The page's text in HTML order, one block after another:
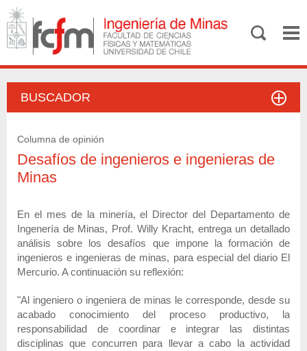
BUSCADOR
Columna de opinión
Desafíos de ingenieros e ingenieras de
Minas
En el mes de la minería, el Director del Departamento de
Ingenería de Minas, Prof. Willy Kracht, entrega un detallado
análisis sobre los desafíos que impone la formación de
ingenieros e ingenieras de minas, para especial del diario El
Mercurio. A continuación su reflexión:
"Al ingeniero o ingeniera de minas le corresponde, desde su
acabado conocimiento del proceso productivo, la
responsabilidad de coordinar e integrar las distintas
disciplinas que concurren para llevar a cabo la actividad